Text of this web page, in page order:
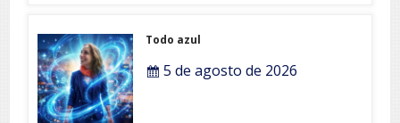
Todo azul
5 de agosto de 2026